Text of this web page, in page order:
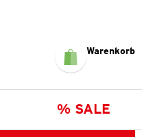
Warenkorb
% SALE